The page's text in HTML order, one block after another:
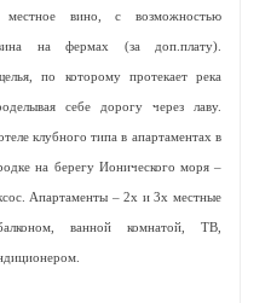
местное вино, с возможностью
на фермах (за доп.плату).
по которому протекает река
себе дорогу через лаву.
клубного типа в апартаментах в
на берегу Ионического моря –
Апартаменты – 2х и 3х местные
ванной комнатой, ТВ,